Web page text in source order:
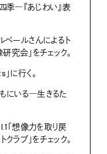
―『あじわい』表
ベールさんによるト
究会」をチェック。
に行く。
もにいる―生きるた
想像力を取り戻
クラブ」をチェック。